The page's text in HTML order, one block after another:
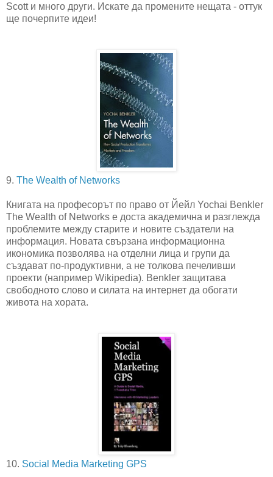
Scott и много други. Искате да промените нещата - оттук
ще почерпите идеи!
9. The Wealth of Networks
Книгата на професорът по право от Йейл Yochai Benkler
The Wealth of Networks е доста академична и разглежда
проблемите между старите и новите създатели на
информация. Новата свързана информационна
икономика позволява на отделни лица и групи да
създават по-продуктивни, а не толкова печеливши
проекти (например Wikipedia). Benkler защитава
свободното слово и силата на интернет да обогати
живота на хората.
10. Social Media Marketing GPS